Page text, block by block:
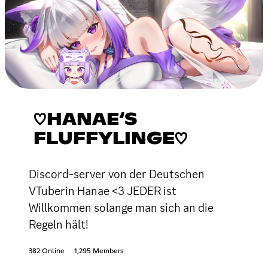
♡HANAE‘S
FLUFFYLINGE♡
Discord-server von der Deutschen
VTuberin Hanae <3 JEDER ist
Willkommen solange man sich an die
Regeln hält!
382 Online 1,295 Members